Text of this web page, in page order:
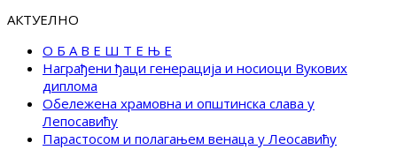
АКТУЕЛНО
О Б А В Е Ш Т Е Њ Е
Награђени ђаци генерација и носиоци Вукових
диплома
Обележена храмовна и општинска слава у
Лепосавићу
Парастосом и полагањем венаца у Леосавићу